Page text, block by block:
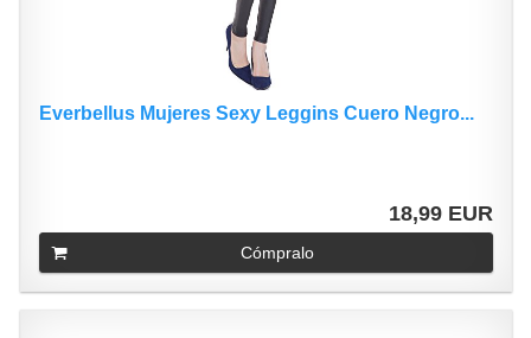
Everbellus Mujeres Sexy Leggins Cuero Negro...
18,99 EUR
Cómpralo